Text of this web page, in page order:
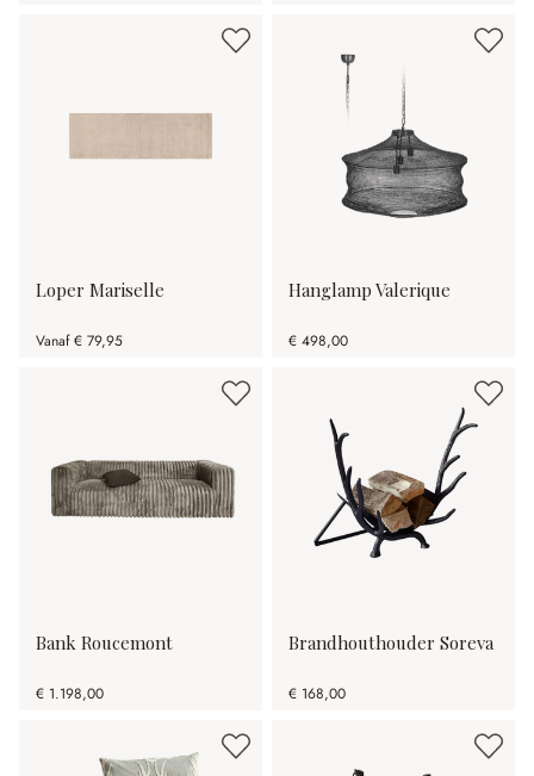
Loper Mariselle
Vanaf € 79,95
Hanglamp Valerique
€ 498,00
Bank Roucemont
€ 1.198,00
Brandhouthouder Soreva
€ 168,00